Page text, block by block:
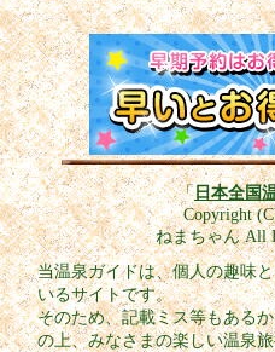
「日本全国
Copyright
ねまちゃん All
当温泉ガイドは、個人の趣味
いるサイトです。
そのため、記載ミス等もある
の上、みなさまの楽しい温泉